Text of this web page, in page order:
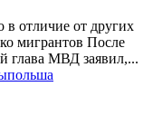
в отличие от других
мигрантов После
глава МВД заявил,...
польша